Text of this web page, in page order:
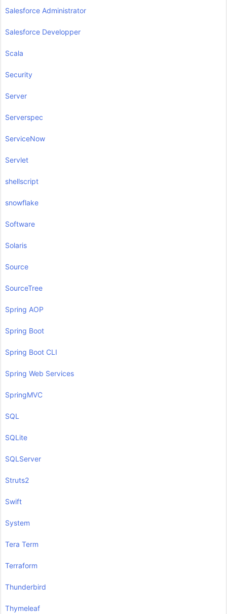
Salesforce Administrator
Salesforce Developper
Scala
Security
Server
Serverspec
ServiceNow
Servlet
shellscript
snowflake
Software
Solaris
Source
SourceTree
Spring AOP
Spring Boot
Spring Boot CLI
Spring Web Services
SpringMVC
SQL
SQLite
SQLServer
Struts2
Swift
System
Tera Term
Terraform
Thunderbird
Thymeleaf